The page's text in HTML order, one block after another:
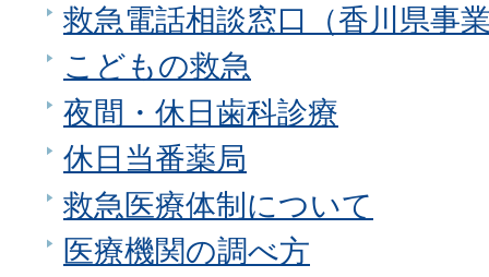
救急電話相談窓口（香川県事
こどもの救急
夜間・休日歯科診療
休日当番薬局
救急医療体制について
医療機関の調べ方